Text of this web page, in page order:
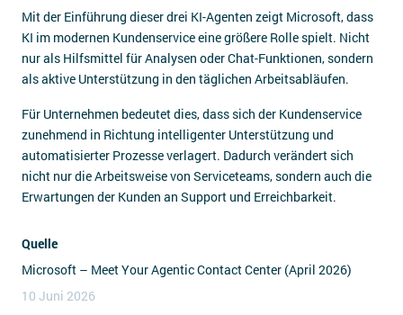
Mit der Einführung dieser drei KI-Agenten zeigt Microsoft, dass
KI im modernen Kundenservice eine größere Rolle spielt. Nicht
nur als Hilfsmittel für Analysen oder Chat-Funktionen, sondern
als aktive Unterstützung in den täglichen Arbeitsabläufen.
Für Unternehmen bedeutet dies, dass sich der Kundenservice
zunehmend in Richtung intelligenter Unterstützung und
automatisierter Prozesse verlagert. Dadurch verändert sich
nicht nur die Arbeitsweise von Serviceteams, sondern auch die
Erwartungen der Kunden an Support und Erreichbarkeit.
Quelle
Microsoft – Meet Your Agentic Contact Center (April 2026)
10 Juni 2026